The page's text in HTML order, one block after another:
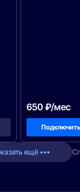
650 ₽/мес
Подключить
ещё •••